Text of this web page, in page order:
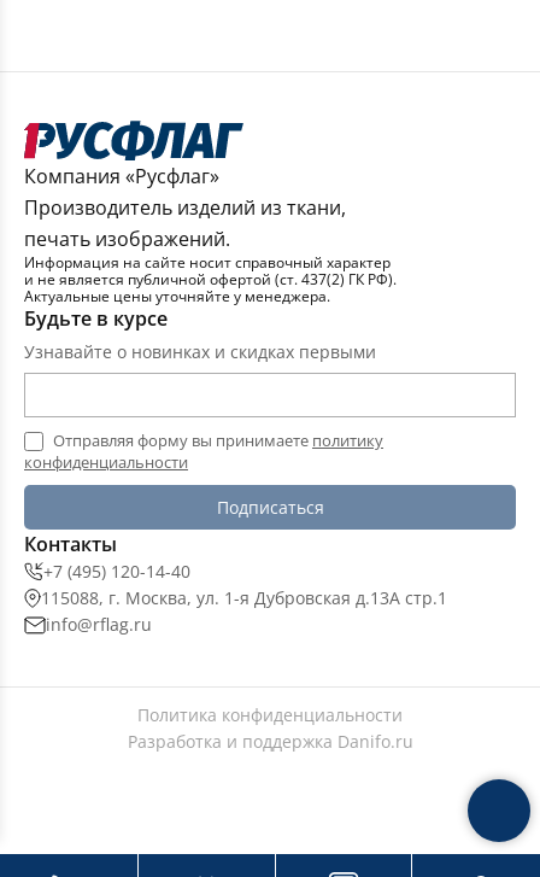
Компания «Русфлаг»
Производитель изделий из ткани,
печать изображений.
Информация на сайте носит справочный характер
и не является публичной офертой (ст. 437(2) ГК РФ).
Актуальные цены уточняйте у менеджера.
Будьте в курсе
Узнавайте о новинках и скидках первыми
Отправляя форму вы принимаете политику
конфиденциальности
Подписаться
Контакты
+7 (495) 120-14-40
115088, г. Москва, ул. 1-я Дубровская д.13А стр.1
info@rflag.ru
Политика конфиденциальности
Разработка и поддержка Danifo.ru